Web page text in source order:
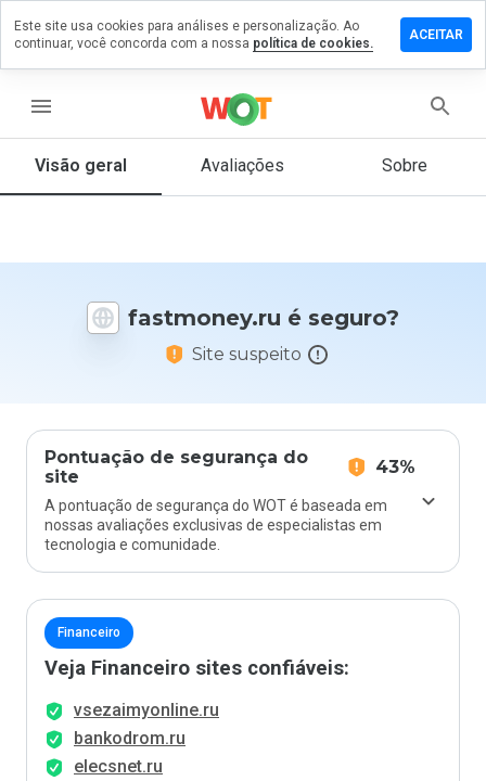
menu
Visão geral Avaliações Sobre
fastmoney.ru é seguro?
Site suspeito
Pontuação de segurança do
site
43%
A pontuação de segurança do WOT é baseada em
nossas avaliações exclusivas de especialistas em
tecnologia e comunidade.
Financeiro
Veja Financeiro sites confiáveis:
vsezaimyonline.ru
bankodrom.ru
elecsnet.ru
um
que
Este site usa cookies para análises e personalização. Ao
continuar, você concorda com a nossa política de cookies.
ACEITAR